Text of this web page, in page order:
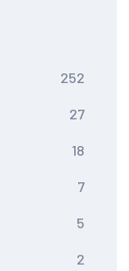
252
27
18
7
5
2